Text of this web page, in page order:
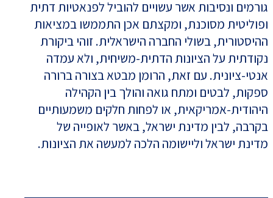
גורמים ונסיבות אשר עשויים להוביל לפנאטיות דתית
ופוליטית מסוכנת, ומקצתם אכן התממשו במציאות
ההיסטורית, בשולי החברה הישראלית. זוהי ביקורת
נקודתית על הציונות הדתית-משיחית, ולא עמדה
אנטי-ציונית. עם זאת, הרומן מבטא בצורה ברורה
ספקות, לבטים ומתח גואה והולך בין הקהילה
היהודית-אמריקאית, או לפחות חלקים משמעותיים
בקרבה, לבין מדינת ישראל, באשר לאופייה של
מדינת ישראל וליישומה הלכה למעשה את הציונות.